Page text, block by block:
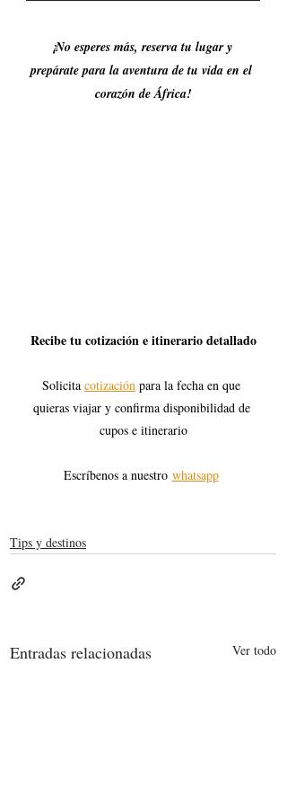
¡No esperes más, reserva tu lugar y
prepárate para la aventura de tu vida en el
corazón de África!
Recibe tu cotización e itinerario detallado
Solicita cotización para la fecha en que
quieras viajar y confirma disponibilidad de
cupos e itinerario
Escríbenos a nuestro whatsapp
Tips y destinos
Entradas relacionadas Ver todo